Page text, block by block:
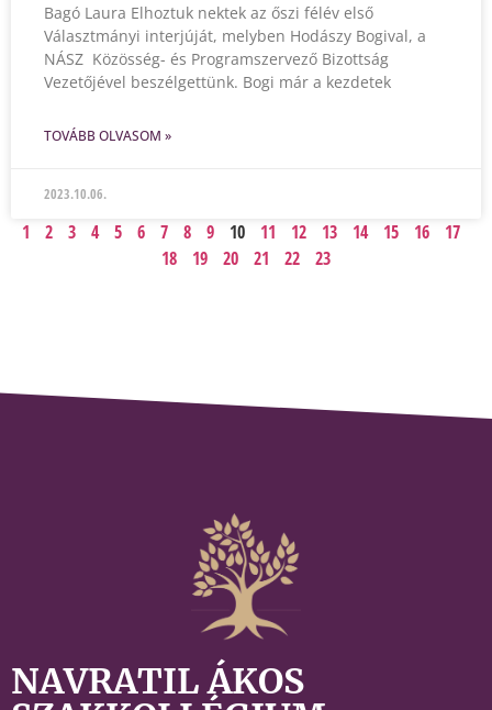
Bagó Laura Elhoztuk nektek az őszi félév első
Választmányi interjúját, melyben Hodászy Bogival, a
NÁSZ Közösség- és Programszervező Bizottság
Vezetőjével beszélgettünk. Bogi már a kezdetek
TOVÁBB OLVASOM »
2023.10.06.
1 2 3 4 5 6 7 8 9 10 11 12 13 14 15 16
17
18
19 20 21 22 23
NAVRATIL ÁKOS